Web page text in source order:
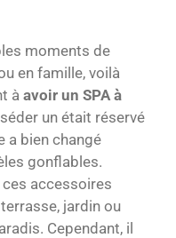
moments de
en famille, voilà
àavoir un SPA à
un était réservé
a bien changé
gonflables.
accessoires
jardin ou
Cependant, il